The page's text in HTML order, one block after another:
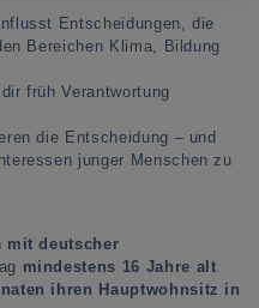
Entscheidungen, die
Bereichen Klima, Bildung
früh Verantwortung
die Entscheidung – und
junger Menschen zu
mit deutscher
mindestens 16 Jahre alt
ihren Hauptwohnsitz in